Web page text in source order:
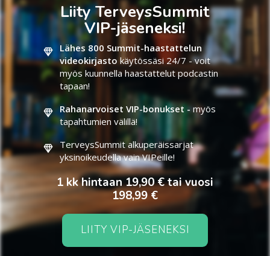
Liity TerveysSummit
VIP-jäseneksi!
Lähes 800 Summit-haastattelun
videokirjasto käytössäsi 24/7 - voit
myös kuunnella haastattelut podcastin
tapaan!
Rahanarvoiset VIP-bonukset -myös
tapahtumien välillä!
TerveysSummit alkuperäissarjat
yksinoikeudella vain VIPeille!
1 kk hintaan 19,90 € tai vuosi
198,99 €
LIITY VIP-JÄSENEKSI